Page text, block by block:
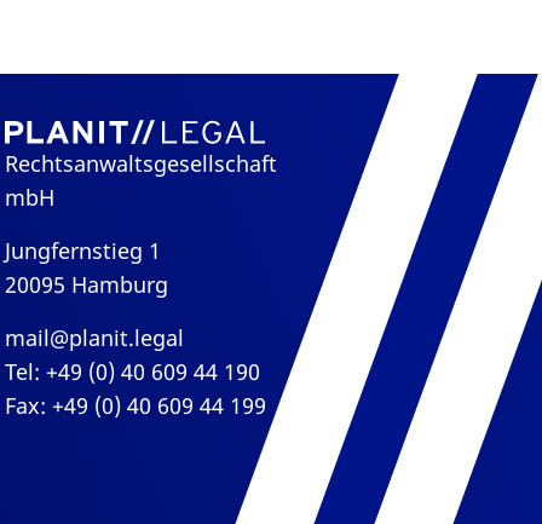
Rechtsanwaltsgesellschaft
mbH
Jungfernstieg 1
20095 Hamburg
mail@planit.legal
Tel: +49 (0) 40 609 44 190
Fax: +49 (0) 40 609 44 199